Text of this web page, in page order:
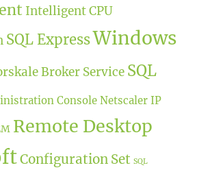
Intelligent CPU
SQL ExpressWindows
Broker Service SQL
Console Netscaler IP
Remote Desktop
Configuration Set SQL